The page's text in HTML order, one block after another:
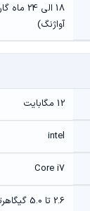
18 الی
آواژنگ)
12 مگابایت
intel
Core i7
2.6 تا 5.0 گیگاهرتز